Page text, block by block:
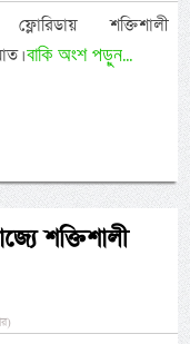
ফ্লোরিডায় শক্তিশালী
বাকি অংশ পড়ুন...
শক্তিশালী